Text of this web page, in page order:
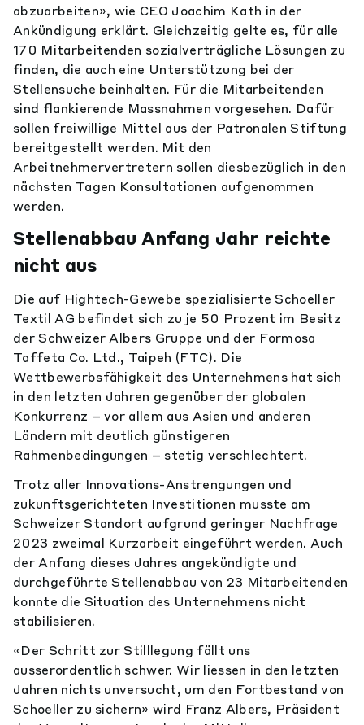
abzuarbeiten», wie CEO Joachim Kath in der
Ankündigung erklärt. Gleichzeitig gelte es, für alle
170 Mitarbeitenden sozialverträgliche Lösungen zu
finden, die auch eine Unterstützung bei der
Stellensuche beinhalten. Für die Mitarbeitenden
sind flankierende Massnahmen vorgesehen. Dafür
sollen freiwillige Mittel aus der Patronalen Stiftung
bereitgestellt werden. Mit den
Arbeitnehmervertretern sollen diesbezüglich in den
nächsten Tagen Konsultationen aufgenommen
werden.
Stellenabbau Anfang Jahr reichte
nicht aus
Die auf Hightech-Gewebe spezialisierte Schoeller
Textil AG befindet sich zu je 50 Prozent im Besitz
der Schweizer Albers Gruppe und der Formosa
Taffeta Co. Ltd., Taipeh (FTC). Die
Wettbewerbsfähigkeit des Unternehmens hat sich
in den letzten Jahren gegenüber der globalen
Konkurrenz – vor allem aus Asien und anderen
Ländern mit deutlich günstigeren
Rahmenbedingungen – stetig verschlechtert.
Trotz aller Innovations-Anstrengungen und
zukunftsgerichteten Investitionen musste am
Schweizer Standort aufgrund geringer Nachfrage
2023 zweimal Kurzarbeit eingeführt werden. Auch
der Anfang dieses Jahres angekündigte und
durchgeführte Stellenabbau von 23 Mitarbeitenden
konnte die Situation des Unternehmens nicht
stabilisieren.
«Der Schritt zur Stilllegung fällt uns
ausserordentlich schwer. Wir liessen in den letzten
Jahren nichts unversucht, um den Fortbestand von
Schoeller zu sichern» wird Franz Albers, Präsident